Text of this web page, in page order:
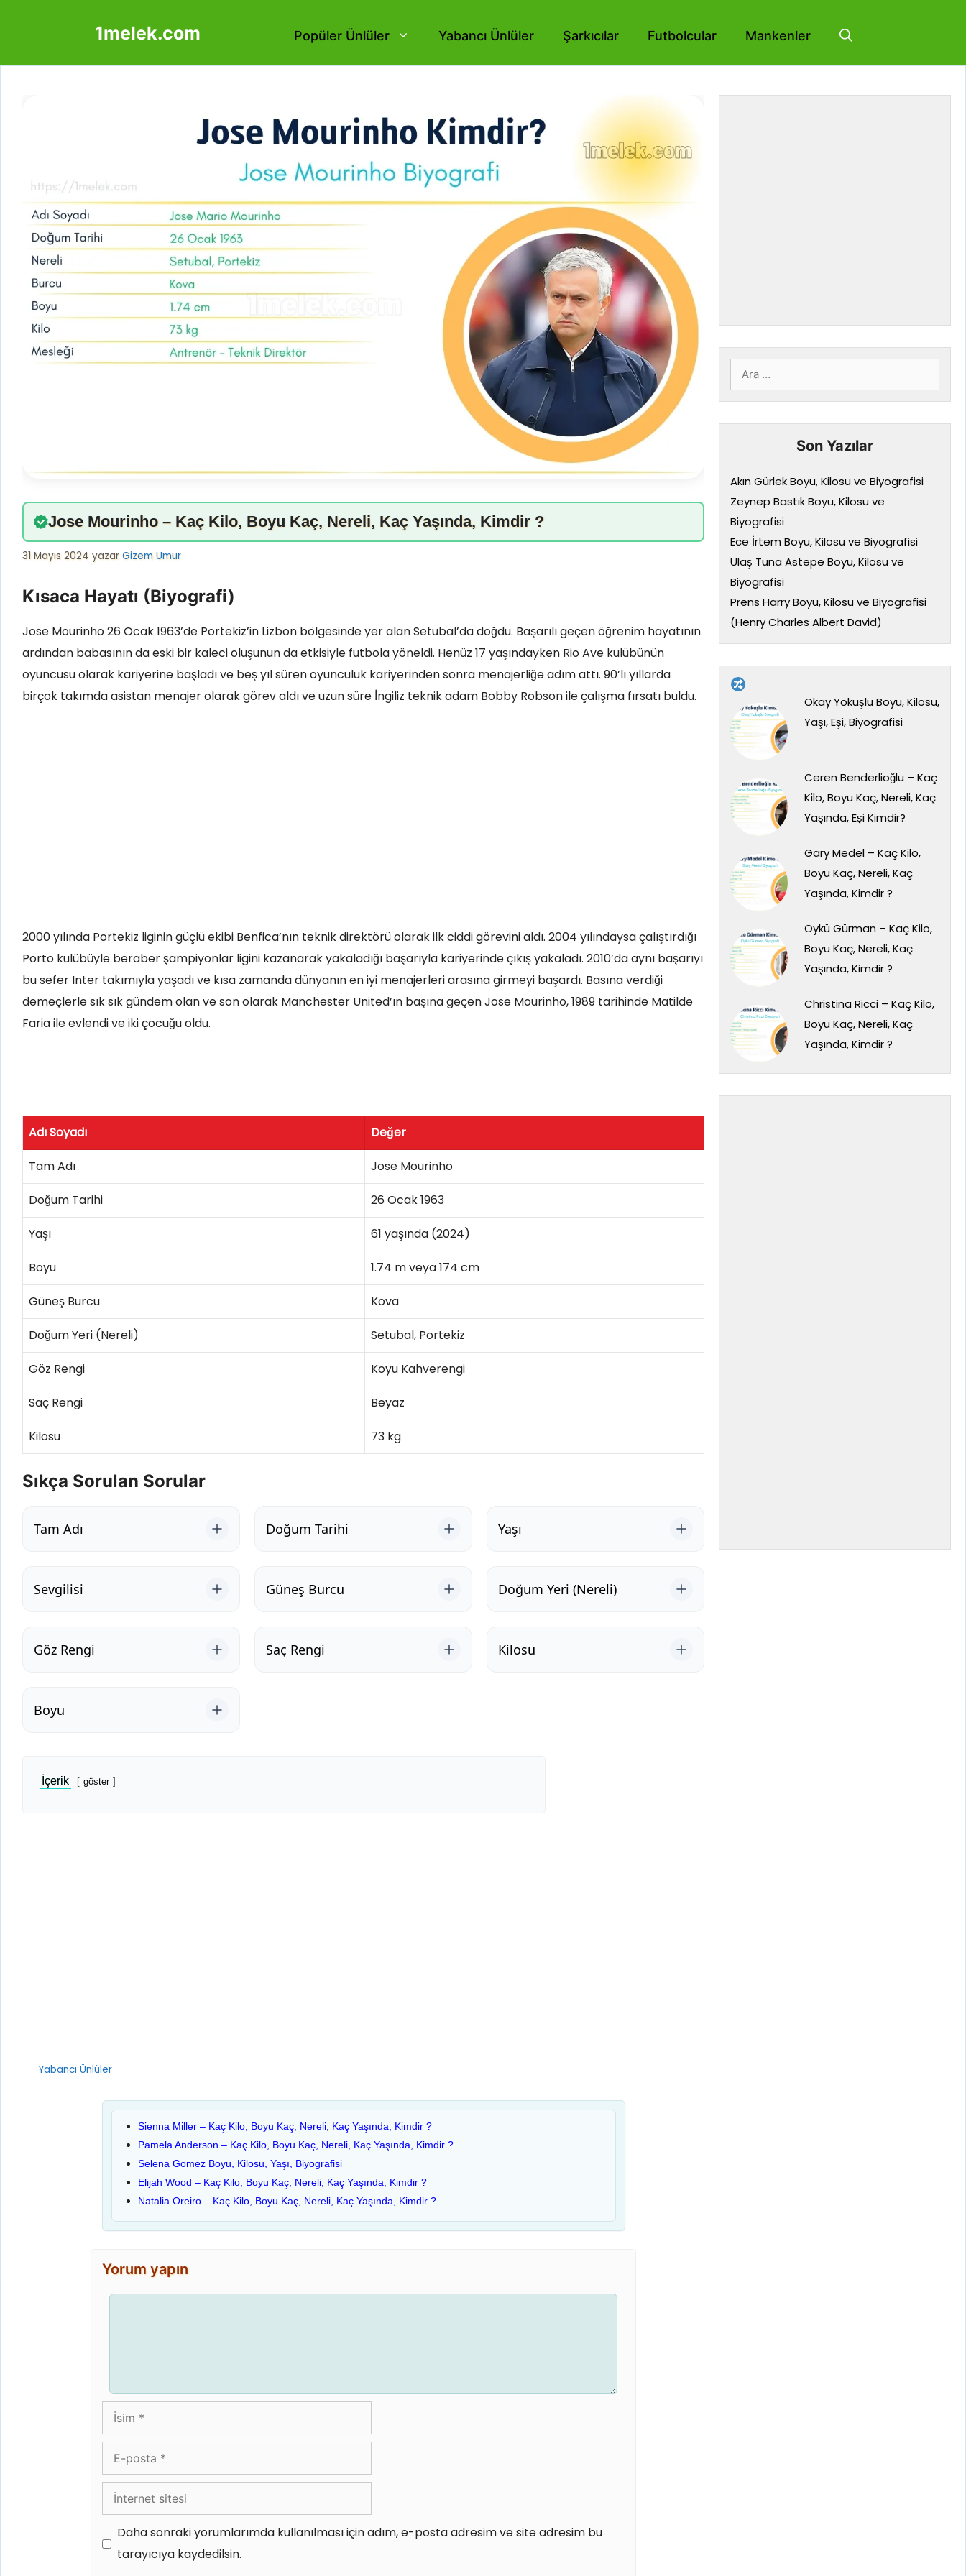
1melek.com Popüler Ünlüler Yabancı Ünlüler Şarkıcılar Futbolcular Mankenler
Jose Mourinho – Kaç Kilo, Boyu Kaç, Nereli, Kaç Yaşında, Kimdir ?
31 Mayıs 2024 yazar Gizem Umur
Kısaca Hayatı (Biyografi)
Jose Mourinho 26 Ocak 1963’de Portekiz’in Lizbon bölgesinde yer alan Setubal’da doğdu. Başarılı geçen öğrenim hayatının
ardından babasının da eski bir kaleci oluşunun da etkisiyle futbola yöneldi. Henüz 17 yaşındayken Rio Ave kulübünün
oyuncusu olarak kariyerine başladı ve beş yıl süren oyunculuk kariyerinden sonra menajerliğe adım attı. 90’lı yıllarda
birçok takımda asistan menajer olarak görev aldı ve uzun süre İngiliz teknik adam Bobby Robson ile çalışma fırsatı buldu.
2000 yılında Portekiz liginin güçlü ekibi Benfica’nın teknik direktörü olarak ilk ciddi görevini aldı. 2004 yılındaysa çalıştırdığı
Porto kulübüyle beraber şampiyonlar ligini kazanarak yakaladığı başarıyla kariyerinde çıkış yakaladı. 2010’da aynı başarıyı
bu sefer Inter takımıyla yaşadı ve kısa zamanda dünyanın en iyi menajerleri arasına girmeyi başardı. Basına verdiği
demeçlerle sık sık gündem olan ve son olarak Manchester United’ın başına geçen Jose Mourinho, 1989 tarihinde Matilde
Faria ile evlendi ve iki çocuğu oldu.
Adı Soyadı Değer
Tam Adı Jose Mourinho
Doğum Tarihi 26 Ocak 1963
Yaşı 61 yaşında (2024)
Boyu 1.74 m veya 174 cm
Güneş Burcu Kova
Doğum Yeri (Nereli) Setubal, Portekiz
Göz Rengi Koyu Kahverengi
Saç Rengi Beyaz
Kilosu 73 kg
Sıkça Sorulan Sorular
Tam Adı Doğum Tarihi Yaşı
Sevgilisi Güneş Burcu Doğum Yeri (Nereli)
Göz Rengi Saç Rengi Kilosu
Boyu
İçerik göster
Kategoriler
Yabancı Ünlüler
Sienna Miller – Kaç Kilo, Boyu Kaç, Nereli, Kaç Yaşında, Kimdir ?
Pamela Anderson – Kaç Kilo, Boyu Kaç, Nereli, Kaç Yaşında, Kimdir ?
Selena Gomez Boyu, Kilosu, Yaşı, Biyografisi
Elijah Wood – Kaç Kilo, Boyu Kaç, Nereli, Kaç Yaşında, Kimdir ?
Natalia Oreiro – Kaç Kilo, Boyu Kaç, Nereli, Kaç Yaşında, Kimdir ?
Yorum yapın
İsim
posta
İnternet
sitesi
Daha sonraki yorumlarımda kullanılması için adım, e-posta adresim ve site adresim bu
tarayıcıya kaydedilsin.
için
ara
Son Yazılar
Akın Gürlek Boyu, Kilosu ve Biyografisi
Zeynep Bastık Boyu, Kilosu ve
Biyografisi
Ece İrtem Boyu, Kilosu ve Biyografisi
Ulaş Tuna Astepe Boyu, Kilosu ve
Biyografisi
Prens Harry Boyu, Kilosu ve Biyografisi
(Henry Charles Albert David)
Okay Yokuşlu Boyu, Kilosu,
Yaşı, Eşi, Biyografisi
Ceren Benderlioğlu – Kaç
Kilo, Boyu Kaç, Nereli, Kaç
Yaşında, Eşi Kimdir?
Gary Medel – Kaç Kilo,
Boyu Kaç, Nereli, Kaç
Yaşında, Kimdir ?
Öykü Gürman – Kaç Kilo,
Boyu Kaç, Nereli, Kaç
Yaşında, Kimdir ?
Christina Ricci – Kaç Kilo,
Boyu Kaç, Nereli, Kaç
Yaşında, Kimdir ?